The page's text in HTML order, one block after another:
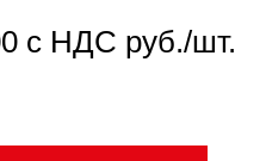
с НДС руб./шт.